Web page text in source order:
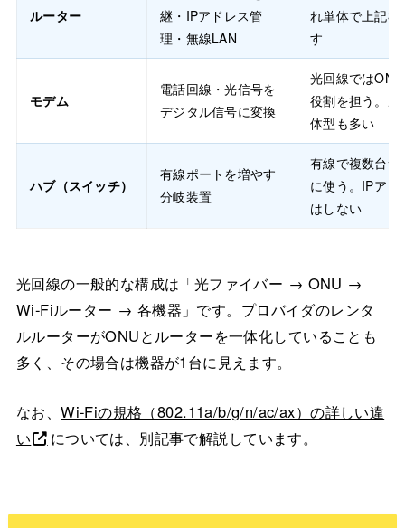
ルーター
継・IPアドレス管
理・無線LAN
れ単体で上記3
す
モデム
電話回線・光信号を
デジタル信号に変換
光回線では
役割を担う。ル
体型も多い
ハブ（スイッチ）
有線ポートを増やす
分岐装置
有線で複数台つ
に使う。IPアド
はしない
光回線の一般的な構成は「光ファイバー → ONU →
Wi-Fiルーター → 各機器」です。プロバイダのレンタ
ルルーターがONUとルーターを一体化していることも
多く、その場合は機器が1台に見えます。
なお、Wi-Fiの規格（802.11a/b/g/n/ac/ax）の詳しい違
い
については、別記事で解説しています。